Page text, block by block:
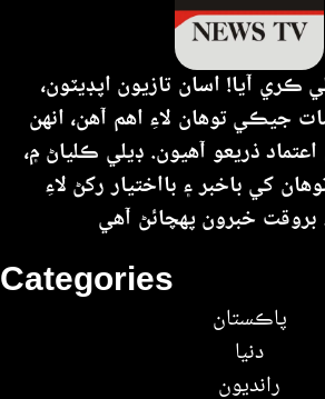
Categories
پاڪستان
دنيا
رانديون
ڪري آيا! اسان تازيون اپڊيٽون،
جيڪي توهان لاءِ اهم آهن، انهن
ذريعو آهيون. ڊيلي ڪلياڻ ۾،
کي باخبر ۽ بااختيار رکڻ لاءِ